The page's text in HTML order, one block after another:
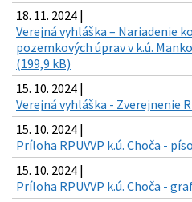
18. 11. 2024 |
Verejná vyhláška – Nariadenie
pozemkových úprav v k.ú.
(199,9 kB)
15. 10. 2024 |
Verejná vyhláška - Zverejnenie
15. 10. 2024 |
Príloha RPUVVP k.ú. Choča -
15. 10. 2024 |
Príloha RPUVVP k.ú. Choča -